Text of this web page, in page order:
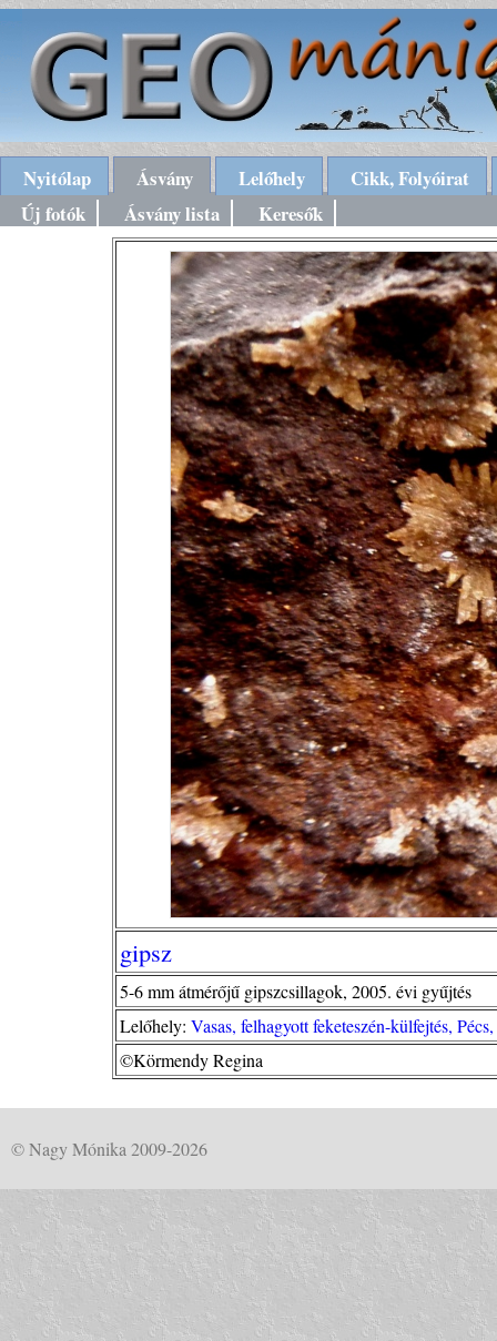
Nyitólap Ásvány Lelőhely
Cikk, Folyóirat
Új fotók
Ásvány lista Keresők
gipsz
5-6 mm átmérőjű gipszcsillagok, 2005. évi gyűjtés
Lelőhely: Vasas, felhagyott feketeszén-külfejtés,
©Körmendy Regina
© Nagy Mónika 2009-2026